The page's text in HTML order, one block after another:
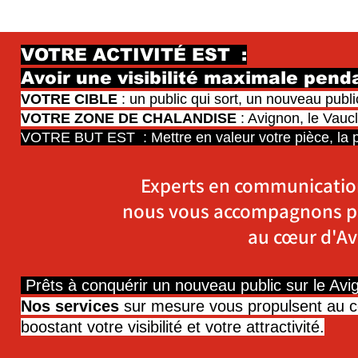
VOTRE ACTIVITÉ EST :
Avoir une visibilité maximale
VOTRE CIBLE : un public qui sort, un nouveau
VOTRE ZONE DE CHALANDISE : Avignon, le
VOTRE BUT EST : Mettre en valeur votre pièce, la
Experts en
nous vous
au cœur
Prêts à conquérir un nouveau public sur le
Nos services sur mesure vous propulsent au
boostant votre visibilité et votre attractivité.